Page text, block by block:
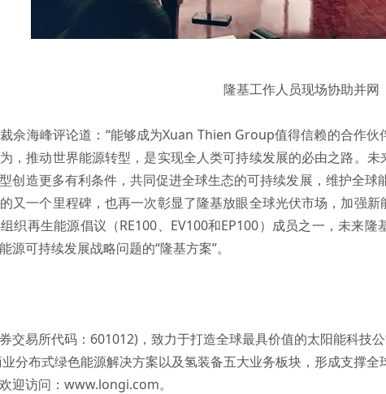
隆基工作人员现场协助并网
佘海峰评论道：“能够成为Xuan Thien Group值得信赖的合作
，推动世界能源转型，是实现全人类可持续发展的必由之路。
创造更多有利条件，共同促进全球生态的可持续发展，维护全
又一个里程碑，也再一次彰显了隆基放眼全球光伏市场，加强
织再生能源倡议（RE100、EV100和EP100）成员之一，未来
源可持续发展战略问题的“隆基方案”。
交易所代码：601012)，致力于打造全球最具价值的太阳能科技
分布式绿色能源解决方案以及氢装备五大业务板块，形成支撑
迎访问： www.longi.com。